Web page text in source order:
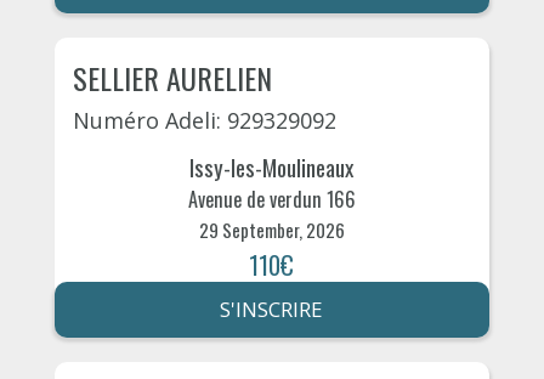
SELLIER AURELIEN
Numéro Adeli: 929329092
Issy-les-Moulineaux
Avenue de verdun 166
29 September, 2026
110€
S'INSCRIRE